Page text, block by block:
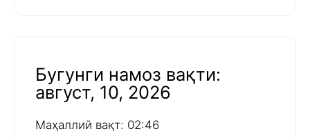
Бугунги намоз вақти:
август, 10, 2026
Маҳаллий вақт: 02:46